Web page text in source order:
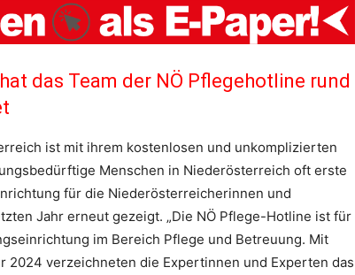
das Team der NÖ Pflegehotline rund
ist mit ihrem kostenlosen und unkomplizierten
Menschen in Niederösterreich oft erste
für die Niederösterreicherinnen und
Jahr erneut gezeigt. „Die NÖ Pflege-Hotline ist für
im Bereich Pflege und Betreuung. Mit
2024 verzeichneten die Expertinnen und Experten das